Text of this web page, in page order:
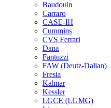
Baudouin
Carraro
CASE-IH
Cummins
CVS Ferrari
Dana
Fantuzzi
FAW (Deutz-Dalian)
Fresia
Kalmar
Kessler
LGCE (LGMG)